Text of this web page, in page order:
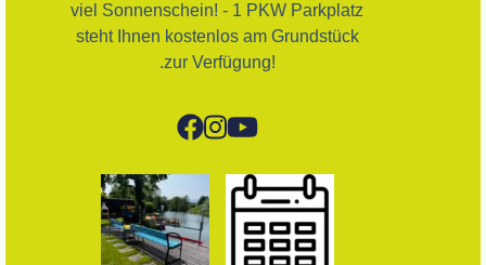
viel Sonnenschein! - 1 PKW Parkplatz
steht Ihnen kostenlos am Grundstück
.zur Verfügung!